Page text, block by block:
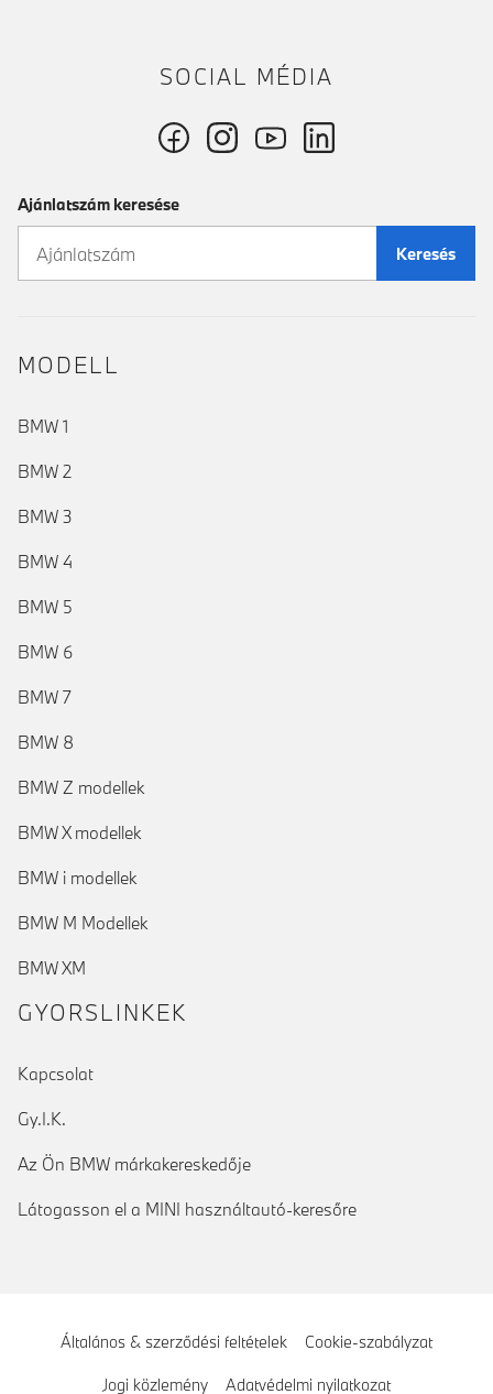
SOCIAL MÉDIA
Ajánlatszám keresése
Keresés
MODELL
BMW 1
BMW 2
BMW 3
BMW 4
BMW 5
BMW 6
BMW 7
BMW 8
BMW Z modellek
BMW X modellek
BMW i modellek
BMW M Modellek
BMW XM
GYORSLINKEK
Kapcsolat
Gy.I.K.
Az Ön BMW márkakereskedője
Látogasson el a MINI használtautó-keresőre
Általános & szerződési feltételek Cookie-szabályzat
Jogi közlemény Adatvédelmi nyilatkozat